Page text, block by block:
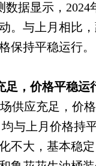
数据显示 ， 2024
。与上月相比 ，
保持平稳运行。
足 ，价格平稳运
供应充足，价
均与上月价格持
不大 ， 基本稳